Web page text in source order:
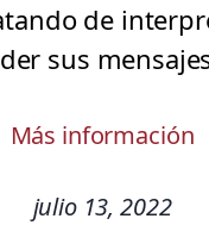
de
sus
Más información
julio 13, 2022